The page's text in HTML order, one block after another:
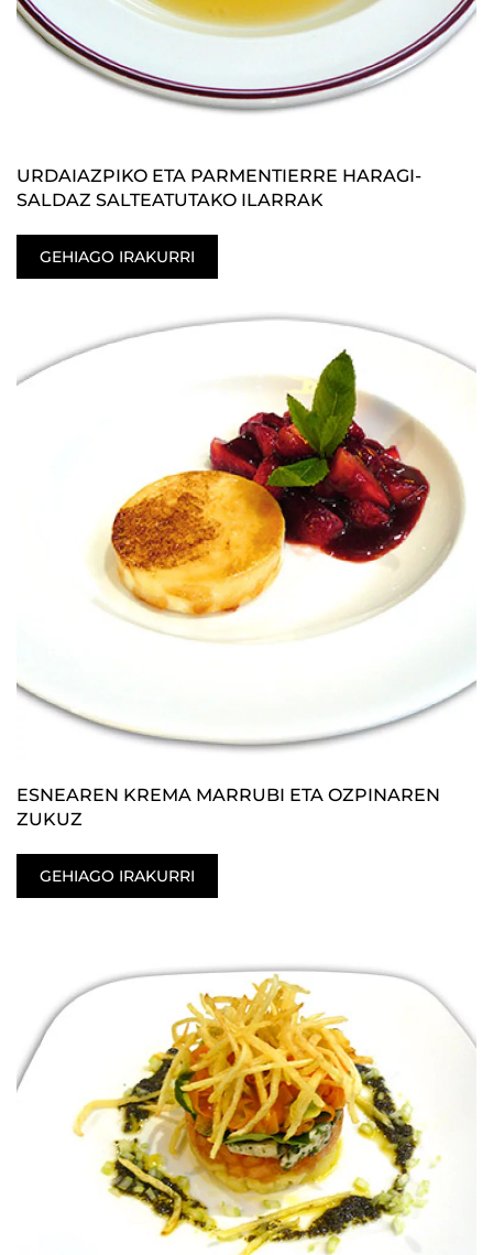
URDAIAZPIKO ETA PARMENTIERRE HARAGI-
SALDAZ SALTEATUTAKO ILARRAK
GEHIAGO IRAKURRI
ESNEAREN KREMA MARRUBI ETA OZPINAREN
ZUKUZ
GEHIAGO IRAKURRI